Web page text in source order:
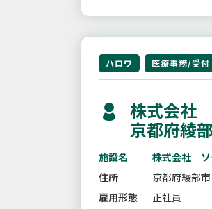
ハロワ 医療事務/受付
株式会社
京都府綾
施設名
株式会社 ソ
住所
京都府綾部市
雇用形態
正社員